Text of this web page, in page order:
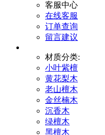
客服中心
在线客服
订单查询
留言建议
材质分类:
小叶紫檀
黄花梨木
老山檀木
金丝楠木
沉香木
绿檀木
黑檀木